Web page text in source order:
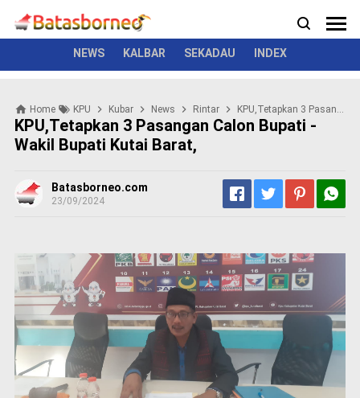
N
e
s
o
l
i
k
i
m
i
n
a
P
NEWS KALBAR SEKADAU INDEX
News Kriminal Seremonial
Home KPU Kubar News Rintar KPU,Tetapkan 3 Pasangan Calon Bupati - Wakil Bupati Kutai Barat,
KPU,Tetapkan 3 Pasangan Calon Bupati -
Wakil Bupati Kutai Barat,
Batasborneo.com
23/09/2024